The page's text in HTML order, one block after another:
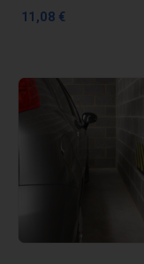
11,08 €